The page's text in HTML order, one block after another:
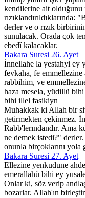
kendilerine ait
rızıklandırıldıklarında:
derler ve o rızık
sunulacak. Orada çok
ebedî kalacaklar.
Bakara Suresi 26. Ayet
İnnellahe la yestahyi ey
fevkaha, fe
rabbihim, ve
haza mesela, yüdillü
bihi illel fasikiyn
Muhakkak ki Allah bir
getirmekten çekinmez.
Rabb'lerındandır. Ama
ne demek istedi?" derler.
onunla birçoklarını yola
Bakara Suresi 27. Ayet
Ellezine yenkudune
emerallahü bihi ey
Onlar ki, söz verip
bozarlar. Allah'ın